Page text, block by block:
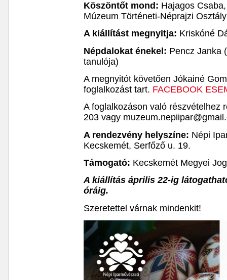
Köszöntőt mond: Hajagos
Múzeum Történeti-Néprajzi
A kiállítást megnyitja: Kriskóné
Népdalokat énekel: Pencz Janka
tanulója)
A megnyitót követően Jókainé
foglalkozást tart. FACEBOOK
A foglalkozáson való részvételhez
203 vagy
A rendezvény helyszíne: Népi
Kecskemét, Serfőző u. 19.
Támogató: Kecskemét Megyei
A kiállítás április 22-ig
óráig.
Szeretettel várnak mindenkit!